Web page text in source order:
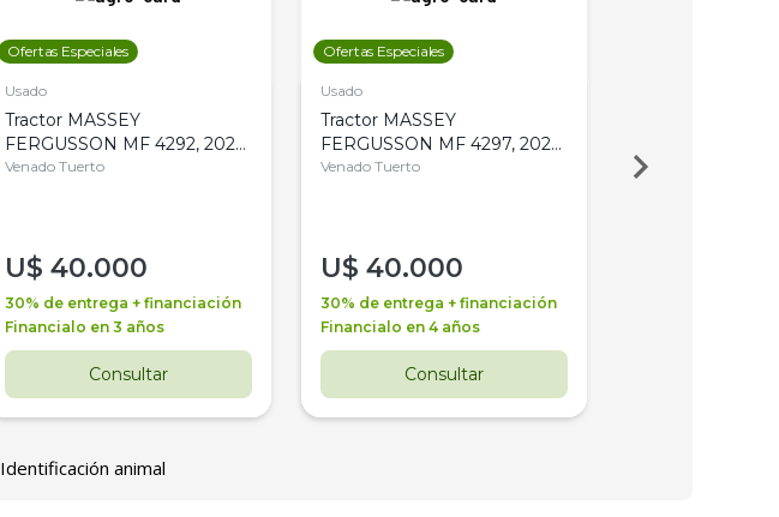
Ofertas Especiales
Usado
Tractor MASSEY
FERGUSSON MF 4292, 2020,
4WD, PATON
Venado Tuerto
U$ 40.000
30% de entrega + financiación
Financialo en 3 años
Consultar
Ofertas Especiales
Usado
Tractor MASSEY
FERGUSSON MF 4297, 2020,
4WD, PATON
Venado Tuerto
U$ 40.000
30% de entrega + financiación
Financialo en 4 años
Consultar
Venado Tuerto
Identificación animal